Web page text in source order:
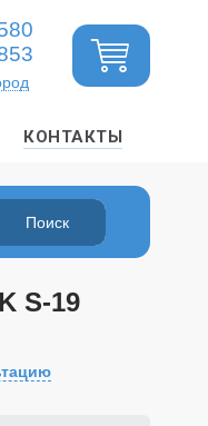
КОНТАКТЫ
S-19